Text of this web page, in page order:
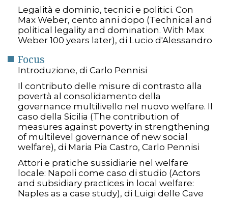
Legalità e dominio, tecnici e politici. Con
Max Weber, cento anni dopo (Technical and
political legality and domination. With Max
Weber 100 years later), di Lucio d'Alessandro
Focus
Introduzione, di Carlo Pennisi
Il contributo delle misure di contrasto alla
povertà al consolidamento della
governance multilivello nel nuovo welfare. Il
caso della Sicilia (The contribution of
measures against poverty in strengthening
of multilevel governance of new social
welfare), di Maria Pia Castro, Carlo Pennisi
Attori e pratiche sussidiarie nel welfare
locale: Napoli come caso di studio (Actors
and subsidiary practices in local welfare:
Naples as a case study), di Luigi delle Cave